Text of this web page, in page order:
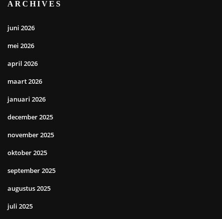
ARCHIVES
juni 2026
mei 2026
april 2026
maart 2026
januari 2026
december 2025
november 2025
oktober 2025
september 2025
augustus 2025
juli 2025